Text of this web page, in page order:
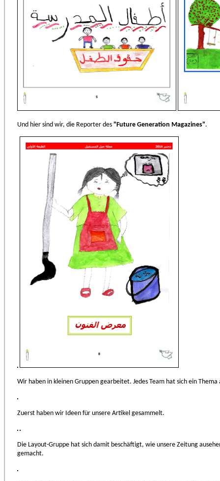
Und hier sind wir, die Reporter des "Future Generation Magazines".
Wir haben in kleinen Gruppen gearbeitet. Jedes Team hat sich ein Thema
Zuerst haben wir Ideen für unsere Artikel gesammelt.
Die Layout-Gruppe hat sich damit beschäftigt, wie unsere Zeitung
gemacht.